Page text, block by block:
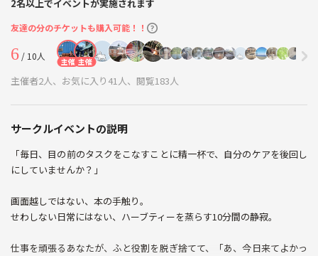
2名以上でイベントが実施されます
友達の分のチケットも購入可能！！
6/ 10人 主催 主催
主催者2人、お気に入り41人、閲覧183人
サークルイベントの説明
「毎日、目の前のタスクをこなすことに精一杯で、自分のケアを後回し
にしていませんか？」
画面越しではない、本の手触り。
せわしない日常にはない、ハーブティーを蒸らす10分間の静寂。
仕事を頑張るあなたが、ふと役割を脱ぎ捨てて、「あ、今日来てよかっ